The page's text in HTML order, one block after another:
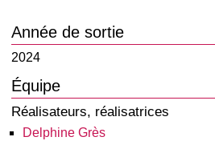
Année de sortie
2024
Équipe
Réalisateurs, réalisatrices
Delphine Grès